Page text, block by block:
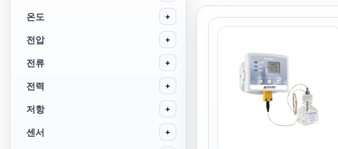
온도 +
전압 +
전류 +
전력 +
저항 +
센서 +